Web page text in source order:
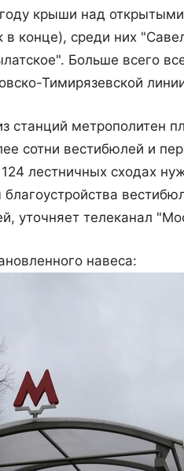
крыши над
в конце), среди них
Больше всего
Тимирязевской
станций метрополитен
сотни вестибюлей и
лестничных сходах
уточняет телеканал
навеса: